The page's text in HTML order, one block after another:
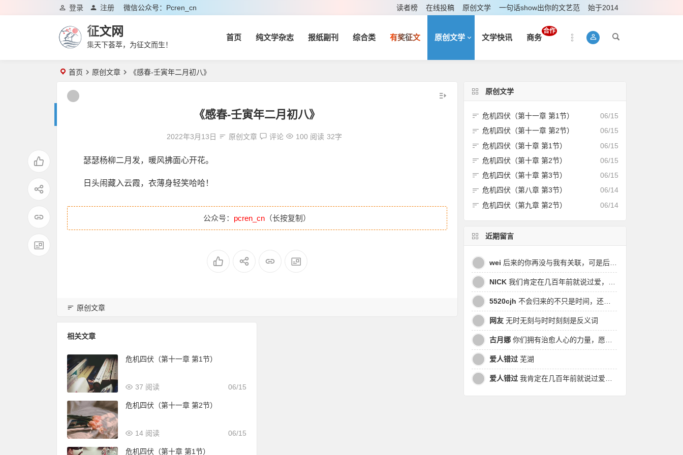
微信公众号：pcren_cn
登录 注册 读者榜 在线投稿 原创文学 一句话show出你的文艺范 始于2014
征文网
集天下荟萃，为征文而生！
首页 纯文学杂志 报纸副刊 综合类 有奖征文 原创文学 文学快讯 商务
合作
首页 原创文章 《感春-壬寅年二月初八》
《感春-壬寅年二月初八》
2022年3月13日 原创文章 评论 100 阅读 32字
瑟瑟杨柳二月发，暖风拂面心开花。
日头闹藏入云霞，衣薄身轻笑哈哈！
公众号： pcren_cn （长按复制）
原创文章
相关文章
危机四伏（第十一章 第1节）
06/15
37 阅读
危机四伏（第十一章 第2节）
06/15
14 阅读
危机四伏（第十章 第1节）
原创文学
06/15
危机四伏（第十一章 第1节）
06/15
危机四伏（第十一章 第2节）
06/15
危机四伏（第十章 第1节）
06/15
危机四伏（第十章 第2节）
06/15
危机四伏（第十章 第3节）
06/14
危机四伏（第八章 第3节）
06/14
危机四伏（第九章 第2节）
近期留言
wei 后来的你再没与我有关联，可是后来我的时间皆是你，都说地球是个圆，为何兜兜转转却走不到原点
NICK 我们肯定在几百年前就说过爱，今生却错过。此生无悔，与你爱过。茕茕孑立，且看我对酒当歌，与影对酌。
5520cjh 不会归来的不只是时间，还有曾经的我
网友 无时无刻与时时刻刻是反义词
古月娜 你们拥有治愈人心的力量，愿也将丑陋的人性一起泯灭吧！
爱人错过 芜湖
爱人错过 我肯定在几百年前就说过爱你，只是你忘了，我也记不起。我肯定在几百年前就说过爱你，只是你忘了，我也记不起。 走过路过没遇过，回头转头还是错。你我不曾感受过，相撞在街口，相撞在街口。